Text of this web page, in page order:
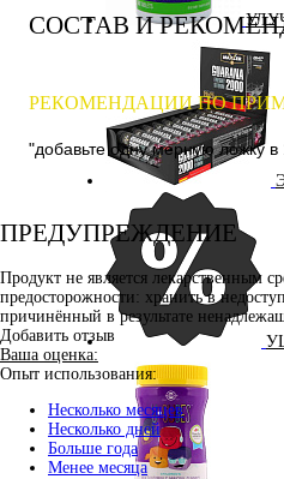
СОСТАВ И
РЕКОМЕНДАЦИИ ПО
"добавьте одну мерную ложку
ПРЕДУПРЕЖДЕНИЕ
Продукт не является лекарственным
предосторожности: хранить в
причинённый в результате
Добавить отзыв
Ваша оценка:
Опыт использования:
Несколько месяцев
Несколько дней
Больше года
Менее месяца